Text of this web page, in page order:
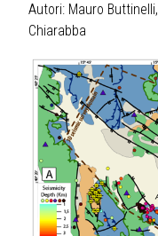
Autori: Mauro
Chiarabba